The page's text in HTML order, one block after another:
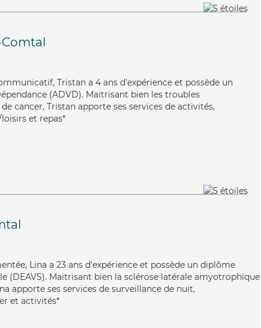
Tristan a 4 ans d'expérience et possède un
(ADVD). Maitrisant bien les troubles
cancer, Tristan apporte ses services de activités,
et repas*
Lina a 23 ans d'expérience et possède un diplôme
(DEAVS). Maitrisant bien la sclérose latérale amyotrophique
apporte ses services de surveillance de nuit,
et activités*